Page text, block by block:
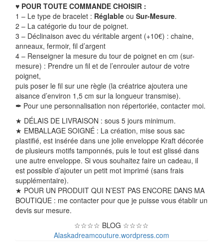
♥ POUR TOUTE COMMANDE CHOISIR :
1 – Le type de bracelet : Réglable ou Sur-Mesure.
2 – La catégorie du tour de poignet.
3 – Déclinaison avec du véritable argent (+10€) : chaine,
anneaux, fermoir, fil d’argent
4 – Renseigner la mesure du tour de poignet en cm (sur-
mesure) : Prendre un fil et de l’enrouler autour de votre
poignet,
puis poser le fil sur une règle (la créatrice ajoutera une
aisance d’environ 1,5 cm sur la longueur transmise).
✒ Pour une personnalisation non répertoriée, contacter moi.
★ DÉLAIS DE LIVRAISON : sous 5 jours minimum.
★ EMBALLAGE SOIGNÉ : La création, mise sous sac
plastifié, est insérée dans une jolie enveloppe Kraft décorée
de plusieurs motifs tamponnés, puis le tout est glissé dans
une autre enveloppe. Si vous souhaitez faire un cadeau, il
est possible d’ajouter un petit mot imprimé (sans frais
supplémentaire).
★ POUR UN PRODUIT QUI N’EST PAS ENCORE DANS MA
BOUTIQUE : me contacter pour que je puisse vous établir un
devis sur mesure.
☆☆☆☆ BLOG ☆☆☆☆
Alaskadreamcouture.wordpress.com